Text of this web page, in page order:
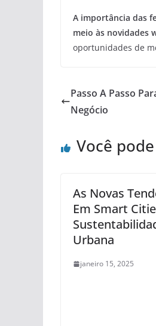
A importância das
meio às novidades
oportunidades de
Passo A Passo
Negócio
Você
As Novas
Em Smart
Urbana
janeiro 15, 2025